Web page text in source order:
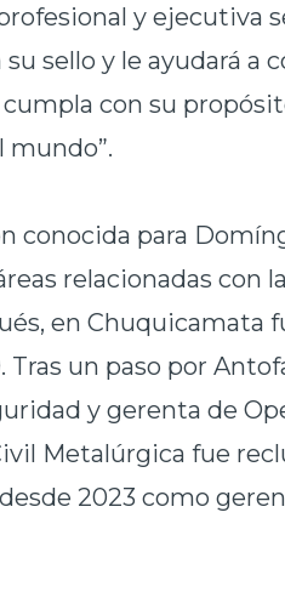
y ejecutiva
sello y le ayudará a
con su
mundo”.
conocida para
relacionadas con
en Chuquicamata
un paso por
y gerenta de
Metalúrgica fue
2023 como